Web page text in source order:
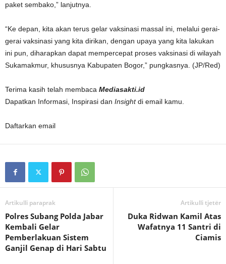
paket sembako,” lanjutnya.
“Ke depan, kita akan terus gelar vaksinasi massal ini, melalui gerai-
gerai vaksinasi yang kita dirikan, dengan upaya yang kita lakukan
ini pun, diharapkan dapat mempercepat proses vaksinasi di wilayah
Sukamakmur, khususnya Kabupaten Bogor,” pungkasnya. (JP/Red)
Terima kasih telah membaca Mediasakti.id
Dapatkan Informasi, Inspirasi dan Insightdi email kamu.
Daftarkan email
Artikulli paraprak
Polres Subang Polda Jabar
Kembali Gelar
Pemberlakuan Sistem
Ganjil Genap di Hari Sabtu
Artikulli tjetër
Duka Ridwan Kamil Atas
Wafatnya 11 Santri di
Ciamis